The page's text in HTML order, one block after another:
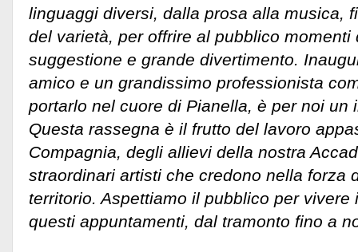
linguaggi diversi, dalla prosa alla musica,
del varietà, per offrire al pubblico momenti
suggestione e grande divertimento.
amico e un grandissimo professionista
portarlo nel cuore di Pianella, è per noi un
Questa rassegna è il frutto del lavoro
Compagnia, degli allievi della nostra
straordinari artisti che credono nella forza
territorio. Aspettiamo il pubblico per vivere
questi appuntamenti, dal tramonto fino a